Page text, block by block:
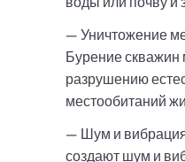
— Уничтожение
Бурение скважин
разрушению
местообитаний
— Шум и
создают шум и